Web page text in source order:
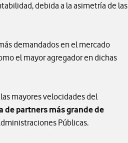
debida a la asimetría de las
demandados en el mercado
el mayor agregador en dichas
mayores velocidades del
de partners más grande de
Públicas.